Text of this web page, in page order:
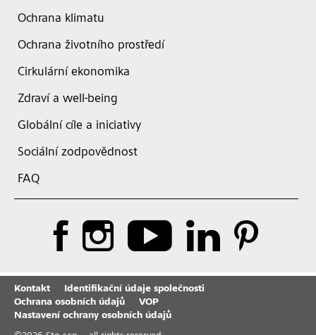
Ochrana klimatu
Ochrana životního prostředí
Cirkulární ekonomika
Zdraví a well-being
Globální cíle a iniciativy
Sociální zodpovědnost
FAQ
Kontakt
Identifikační údaje společnosti
Ochrana osobních údajů
VOP
Nastavení ochrany osobních údajů